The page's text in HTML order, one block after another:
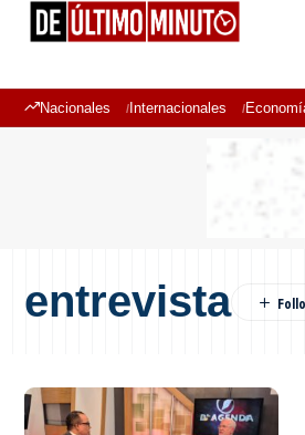
Nacionales Internacionales
entrevista